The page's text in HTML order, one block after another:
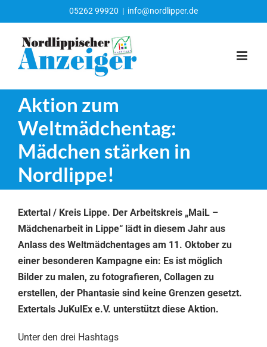
Inhalt
springen
05262 99920 | info@nordlipper.de
Aktion zum
Weltmädchentag:
Mädchen stärken in
Nordlippe!
Extertal / Kreis Lippe. Der Arbeitskreis „MaiL –
Mädchenarbeit in Lippe“ lädt in diesem Jahr aus
Anlass des Weltmädchentages am 11. Oktober zu
einer besonderen Kampagne ein: Es ist möglich
Bilder zu malen, zu fotografieren, Collagen zu
erstellen, der Phantasie sind keine Grenzen gesetzt.
Extertals JuKulEx e.V. unterstützt diese Aktion.
Unter den drei Hashtags